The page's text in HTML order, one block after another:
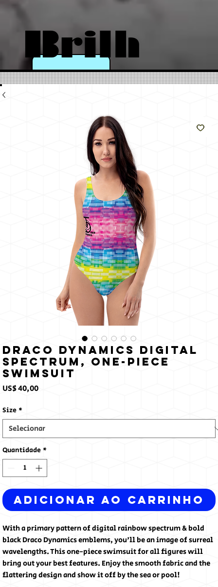
Brilh
e
como
o sol
Draco Dynamics Digital
Spectrum, One-Piece
Swimsuit
US$ 40,00Preço
Size *
Quantidade *
Adicionar ao carrinho
With a primary pattern of digital rainbow spectrum & bold
black Draco Dynamics emblems, you'll be an image of surreal
wavelengths. This one-piece swimsuit for all figures will
bring out your best features. Enjoy the smooth fabric and the
flattering design and show it off by the sea or pool!